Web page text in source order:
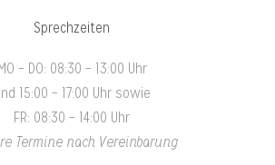
Sprechzeiten
– DO: 08:30 – 13:00 Uhr
15:00 – 17:00 Uhr sowie
FR: 08:30 – 14:00 Uhr
Termine nach Vereinbarung